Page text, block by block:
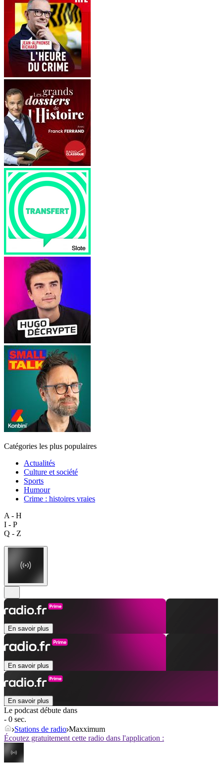
Catégories les plus populaires
Actualités
Culture et société
Sports
Humour
Crime : histoires vraies
A - H
I - P
Q - Z
En savoir plus
En savoir plus
En savoir plus
Le podcast débute dans
- 0 sec.
Stations de radio Maxximum
Écoutez gratuitement cette radio dans l'application :